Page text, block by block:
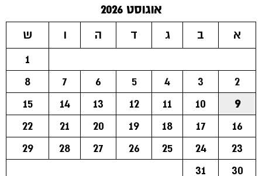
אוגוסט 2026
א
ב ג ד ה ו
ש
1
2
3
4
5
6
7
8
9
10
11
12
13
14
15
16
17
18
19
20
21
22
23
24
25
26
27
28
29
30
31